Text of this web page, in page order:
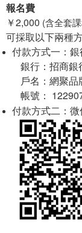
報名費
￥2,000 (含全套
可採取以下兩種
付款方式一：
銀行：招商銀
戶名：網聚
帳號：
付款方式二：